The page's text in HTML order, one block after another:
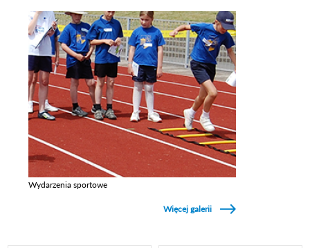
Wydarzenia sportowe
Więcej galerii